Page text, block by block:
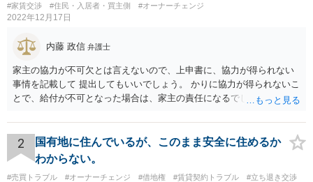
#家賃交渉 #住民・入居者・買主側 #オーナーチェンジ
2022年12月17日
内藤 政信 弁護士
家主の協力が不可欠とは言えないので、上申書に、協力が得られない
事情を記載して 提出してもいいでしょう。 かりに協力が得られないこ
とで、給付が不可となった場合は、家主の責任になるでしょう。
2
国有地に住んでいるが、このまま安全に住めるか
わからない。
#売買トラブル #オーナーチェンジ #借地権 #賃貸契約トラブル
#立ち退き交渉